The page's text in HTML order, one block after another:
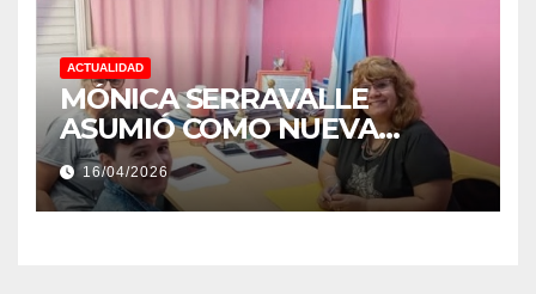
ACTUALIDAD
MÓNICA SERRAVALLE
ASUMIÓ COMO NUEVA
DIRECTORA DEL E.E.S. N° 82
«RENÉ FAVALORO» DE
BASAIL.
16/04/2026